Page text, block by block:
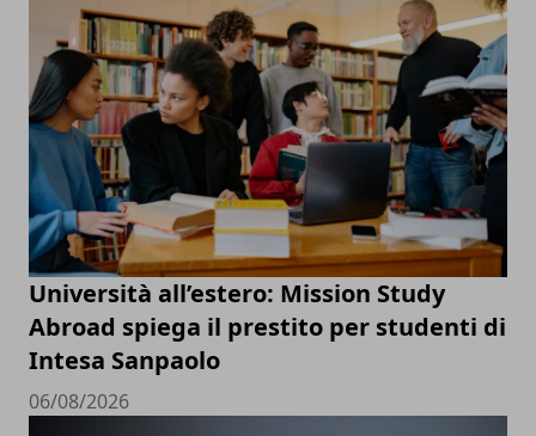
Università all’estero: Mission Study
Abroad spiega il prestito per studenti di
Intesa Sanpaolo
06/08/2026